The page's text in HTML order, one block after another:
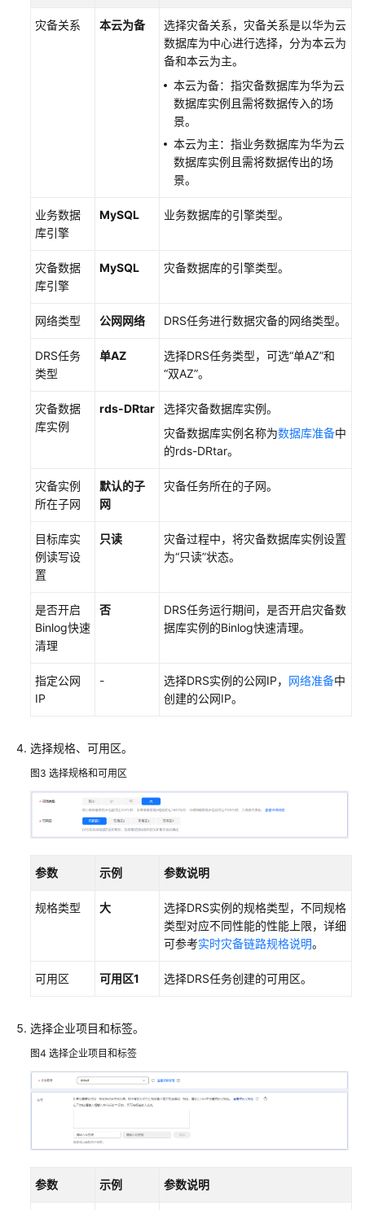
助
参
考
产
品
语
责
任
担
务
等
协
议
（SLA）
白
皮
书
源
区
域
统
灾备关系 本云为备
选择灾备关系，灾备关系是以华为云
数据库为中心进行选择，分为本云为
备和本云为主。
本云为备：指灾备数据库为华为云
数据库实例且需将数据传入的场
景。
本云为主：指业务数据库为华为云
数据库实例且需将数据传出的场
景。
业务数据
库引擎
MySQL 业务数据库的引擎类型。
灾备数据
库引擎
MySQL 灾备数据库的引擎类型。
网络类型 公网网络 DRS任务进行数据灾备的网络类型。
DRS任务
类型
单AZ
选择DRS任务类型，可选“单AZ”和
“双AZ”。
灾备数据
库实例
rds-DRtar
选择灾备数据库实例。
灾备数据库实例名称为数据库准备中
的rds-DRtar。
灾备实例
所在子网
默认的子
网
灾备任务所在的子网。
目标库实
例读写设
置
只读 灾备过程中，将灾备数据库实例设置
为“只读”状态。
是否开启
Binlog快速
清理
否
DRS任务运行期间，是否开启灾备数
据库实例的Binlog快速清理。
指定公网
IP
- 选择DRS实例的公网IP， 网络准备中
创建的公网IP。
选择规格、可用区。
图3 选择规格和可用区
参数 示例 参数说明
规格类型 大
选择DRS实例的规格类型，不同规格
类型对应不同性能的性能上限，详细
可参考实时灾备链路规格说明。
可用区 可用区1 选择DRS任务创建的可用区。
选择企业项目和标签。
图4 选择企业项目和标签
参数 示例 参数说明